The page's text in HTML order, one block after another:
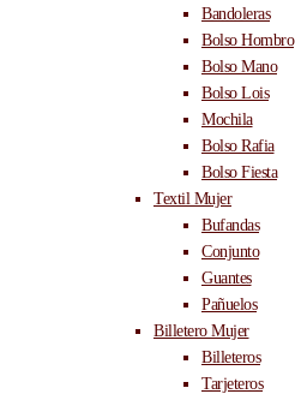
Bandoleras
Bolso Hombro
Bolso Mano
Bolso Lois
Mochila
Bolso Rafia
Bolso Fiesta
Textil Mujer
Bufandas
Conjunto
Guantes
Pañuelos
Billetero Mujer
Billeteros
Tarjeteros